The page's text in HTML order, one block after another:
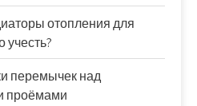
отопления для
перемычек над
проёмами